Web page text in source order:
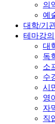
의
예
대학/기
테마강의
대
독
소
수
시
영
자
직